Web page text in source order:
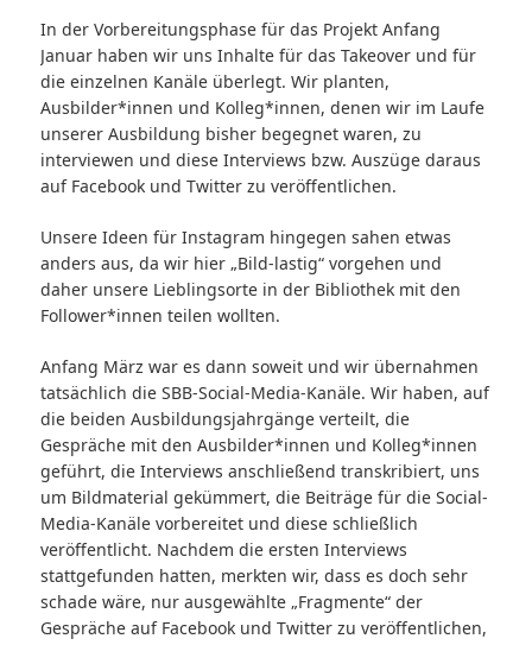
In der Vorbereitungsphase für das Projekt Anfang
Januar haben wir uns Inhalte für das Takeover und für
die einzelnen Kanäle überlegt. Wir planten,
Ausbilder*innen und Kolleg*innen, denen wir im Laufe
unserer Ausbildung bisher begegnet waren, zu
interviewen und diese Interviews bzw. Auszüge daraus
auf Facebook und Twitter zu veröffentlichen.
Unsere Ideen für Instagram hingegen sahen etwas
anders aus, da wir hier „Bild-lastig“ vorgehen und
daher unsere Lieblingsorte in der Bibliothek mit den
Follower*innen teilen wollten.
Anfang März war es dann soweit und wir übernahmen
tatsächlich die SBB-Social-Media-Kanäle. Wir haben, auf
die beiden Ausbildungsjahrgänge verteilt, die
Gespräche mit den Ausbilder*innen und Kolleg*innen
geführt, die Interviews anschließend transkribiert, uns
um Bildmaterial gekümmert, die Beiträge für die Social-
Media-Kanäle vorbereitet und diese schließlich
veröffentlicht. Nachdem die ersten Interviews
stattgefunden hatten, merkten wir, dass es doch sehr
schade wäre, nur ausgewählte „Fragmente“ der
Gespräche auf Facebook und Twitter zu veröffentlichen,